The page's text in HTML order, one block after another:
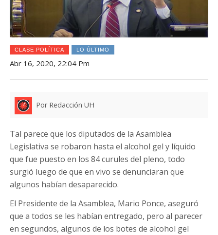
CLASE POLÍTICA LO ÚLTIMO
Abr 16, 2020, 22:04 Pm
Por Redacción UH
Tal parece que los diputados de la Asamblea
Legislativa se robaron hasta el alcohol gel y líquido
que fue puesto en los 84 curules del pleno, todo
surgió luego de que en vivo se denunciaran que
algunos habían desaparecido.
El Presidente de la Asamblea, Mario Ponce, aseguró
que a todos se les habían entregado, pero al parecer
en segundos, algunos de los botes de alcohol gel